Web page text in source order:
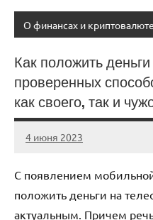
О финансах и криптовалюте
Как положить
проверенных
как своего, так и
4 июня 2023
anti_shpion_
Нет
С появлением
положить деньги на
актуальным. Причем